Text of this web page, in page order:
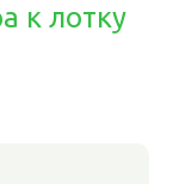
к лотку